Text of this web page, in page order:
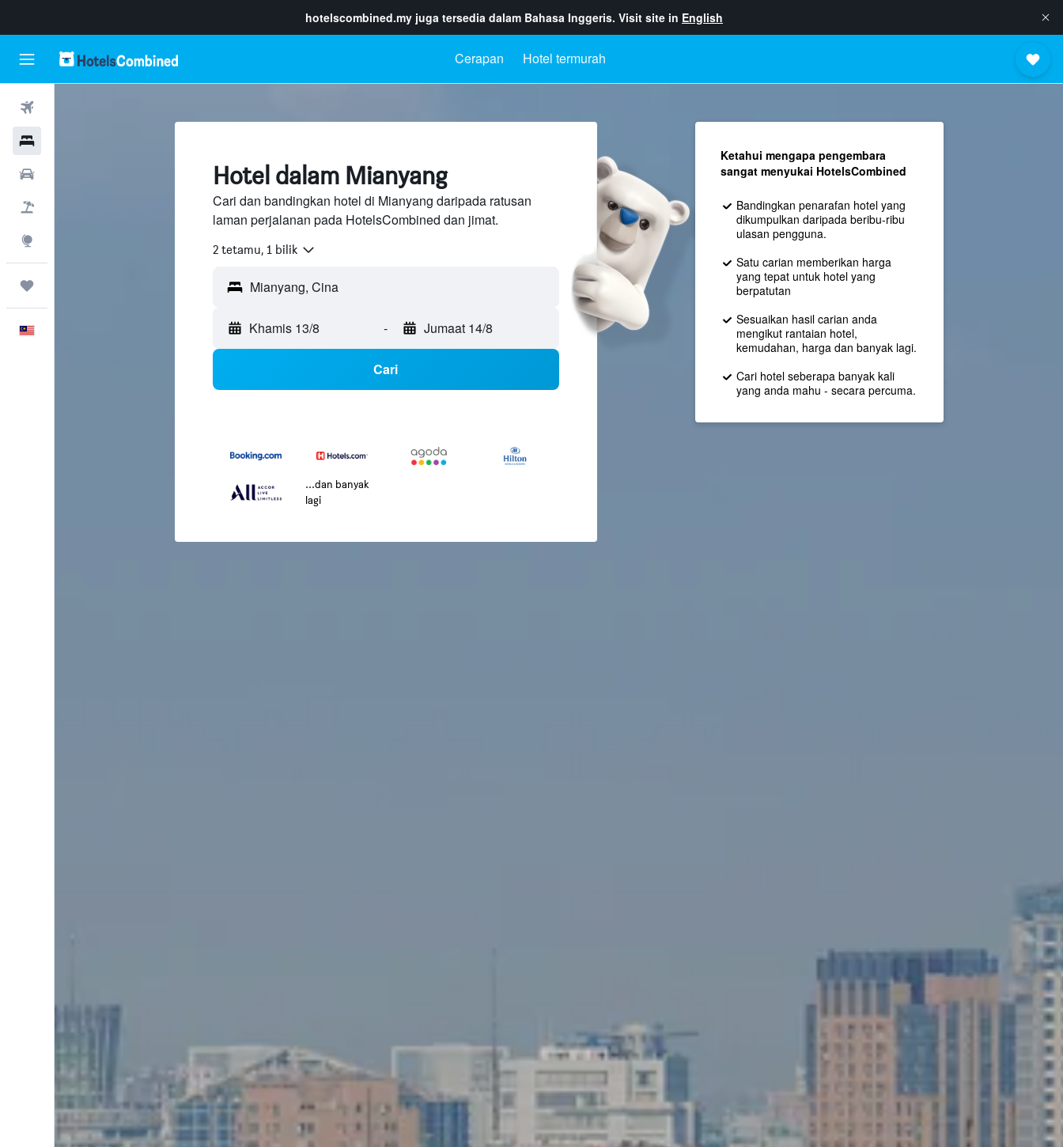
hotelscombined.my juga tersedia dalam Bahasa Inggeris. Visit site in English
Cerapan Hotel termurah
Hotel dalam Mianyang
Cari dan bandingkan hotel di Mianyang daripada ratusan
laman perjalanan pada HotelsCombined dan jimat.
2 tetamu, 1 bilik
Khamis 13/8 - Jumaat 14/8
Cari
...dan banyak
lagi
Ketahui mengapa pengembara
sangat menyukai HotelsCombined
Bandingkan penarafan hotel yang
dikumpulkan daripada beribu-ribu
ulasan pengguna.
Satu carian memberikan harga
yang tepat untuk hotel yang
berpatutan
Sesuaikan hasil carian anda
mengikut rantaian hotel,
kemudahan, harga dan banyak lagi.
Cari hotel seberapa banyak kali
yang anda mahu - secara percuma.